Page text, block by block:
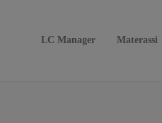
LC Manager Materassi